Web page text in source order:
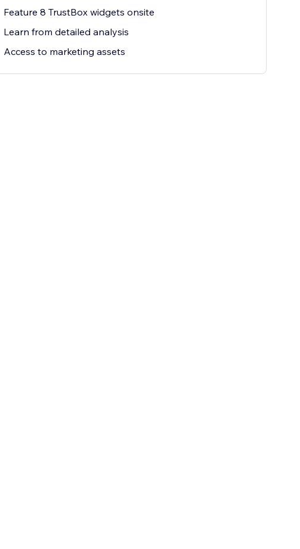
Feature 8 TrustBox widgets onsite
Learn from detailed analysis
Access to marketing assets